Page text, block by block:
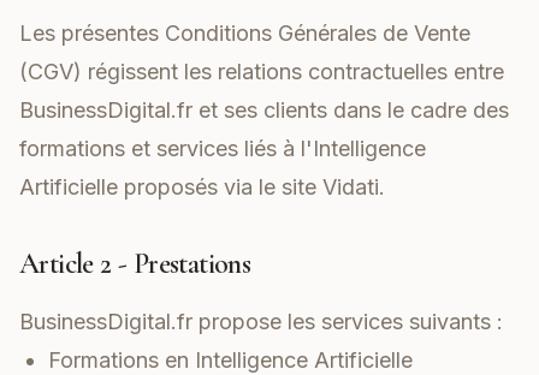
Les présentes Conditions Générales de Vente
(CGV) régissent les relations contractuelles entre
BusinessDigital.fr et ses clients dans le cadre des
formations et services liés à l'Intelligence
Artificielle proposés via le site Vidati.
Article 2 - Prestations
BusinessDigital.fr propose les services suivants :
Formations en Intelligence Artificielle